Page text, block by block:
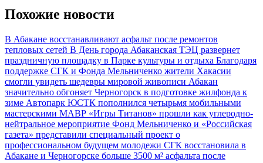
Похожие новости
В Абакане восстанавливают асфальт после ремонтов
тепловых сетей В День города Абаканская ТЭЦ развернет
праздничную площадку в Парке культуры и отдыха Благодаря
поддержке СГК и Фонда Мельниченко жители Хакасии
смогли увидеть шедевры мировой живописи Абакан
значительно обгоняет Черногорск в подготовке жилфонда к
зиме Автопарк ЮСТК пополнился четырьмя мобильными
мастерскими МАВР «Игры Титанов» прошли как углеродно-
нейтральное мероприятие Фонд Мельниченко и «Российская
газета» представили специальный проект о
профессиональном будущем молодежи СГК восстановила в
Абакане и Черногорске больше 3500 м² асфальта после